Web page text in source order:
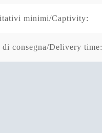
minimi/Captivity:
di consegna/Delivery time: